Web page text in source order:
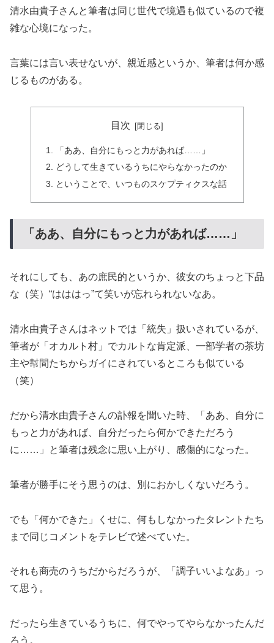
清水由貴子さんと筆者は同じ世代で境遇も似ているので複
雑な心境になった。
言葉には言い表せないが、親近感というか、筆者は何か感
じるものがある。
目次
「ああ、自分にもっと力があれば……」
どうして生きているうちにやらなかったのか
ということで、いつものスケプティクスな話
「ああ、自分にもっと力があれば……」
それにしても、あの庶民的というか、彼女のちょっと下品
な（笑）“はははっ”て笑いが忘れられないなあ。
清水由貴子さんはネットでは「統失」扱いされているが、
筆者が「オカルト村」でカルトな肯定派、一部学者の茶坊
主や幇間たちからガイにされているところも似ている
（笑）
だから清水由貴子さんの訃報を聞いた時、「ああ、自分に
もっと力があれば、自分だったら何かできただろう
に……」と筆者は残念に思い上がり、感傷的になった。
筆者が勝手にそう思うのは、別におかしくないだろう。
でも「何かできた」くせに、何もしなかったタレントたち
まで同じコメントをテレビで述べていた。
それも商売のうちだからだろうが、「調子いいよなあ」っ
て思う。
だったら生きているうちに、何でやってやらなかったんだ
ろう。